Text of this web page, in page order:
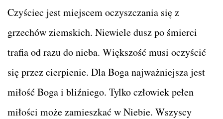
Czyściec jest miejscem oczyszczania się z
grzechów ziemskich. Niewiele dusz po śmierci
trafia od razu do nieba. Większość musi oczyścić
się przez cierpienie. Dla Boga najważniejsza jest
miłość Boga i bliźniego. Tylko człowiek pełen
miłości może zamieszkać w Niebie. Wszyscy